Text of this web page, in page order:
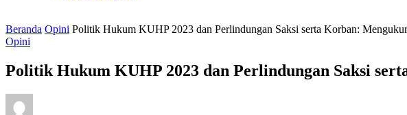
Beranda Opini Politik Hukum KUHP 2023 dan Perlindungan Saksi serta Korban:
Opini
Politik Hukum KUHP 2023 dan Perlindungan Saksi